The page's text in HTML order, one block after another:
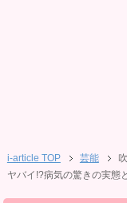
i-article TOP 芸能
ヤバイ!?病気の驚きの実態